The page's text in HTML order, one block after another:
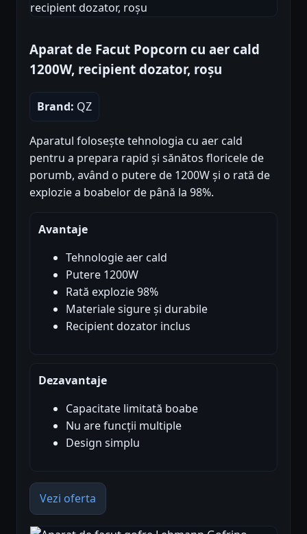
Aparat de Facut Popcorn cu aer cald
1200W, recipient dozator, roșu
Brand: QZ
Aparatul folosește tehnologia cu aer cald
pentru a prepara rapid și sănătos floricele de
porumb, având o putere de 1200W și o rată de
explozie a boabelor de până la 98%.
Avantaje
Tehnologie aer cald
Putere 1200W
Rată explozie 98%
Materiale sigure și durabile
Recipient dozator inclus
Dezavantaje
Capacitate limitată boabe
Nu are funcții multiple
Design simplu
Vezi oferta